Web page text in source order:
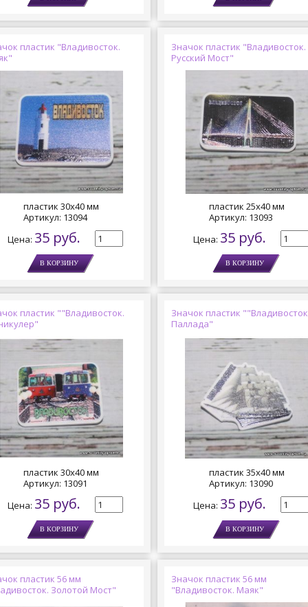
пластик "Владивосток.
пластик 30х40 мм
Артикул: 13094
Цена: 35 руб.
Значок пластик "Владивосток.
Русский Мост"
пластик 25х40 мм
Артикул: 13093
Цена: 35 руб.
пластик ""Владивосток.
пластик 30х40 мм
Артикул: 13091
Цена: 35 руб.
Значок пластик
Паллада"
пластик 35х40 мм
Артикул: 13090
Цена: 35 руб.
пластик 56 мм
Золотой Мост"
Значок пластик 56 мм
"Владивосток. Маяк"